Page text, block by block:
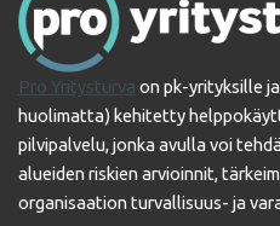
Pro Yritysturva on pk-yrityksille
huolimatta) kehitetty
pilvipalvelu, jonka avulla voi
alueiden riskien arvioinnit,
organisaation turvallisuus- ja